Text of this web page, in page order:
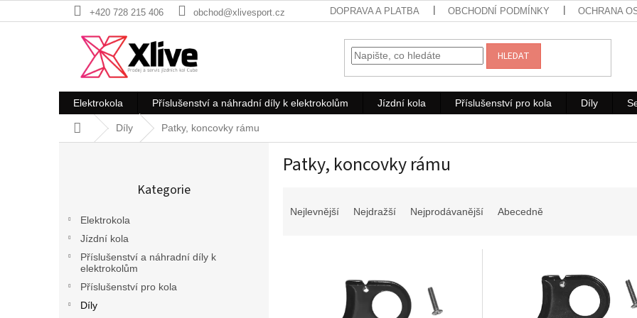
na
+420 728 215 406 obchod@xlivesport.cz DOPRAVA A PLATBA OBCHODNÍ PODMÍNKY OCHRANA
HLEDAT
Elektrokola Příslušenství a náhradní díly k elektrokolům Jízdní kola Příslušenství pro kola Díly
Domů Díly Patky, koncovky rámu
Kategorie
Elektrokola
Jízdní kola
Příslušenství a náhradní díly k
elektrokolům
Příslušenství pro kola
Díly
Patky, koncovky rámu
Nejlevnější Nejdražší Nejprodávanější Abecedně